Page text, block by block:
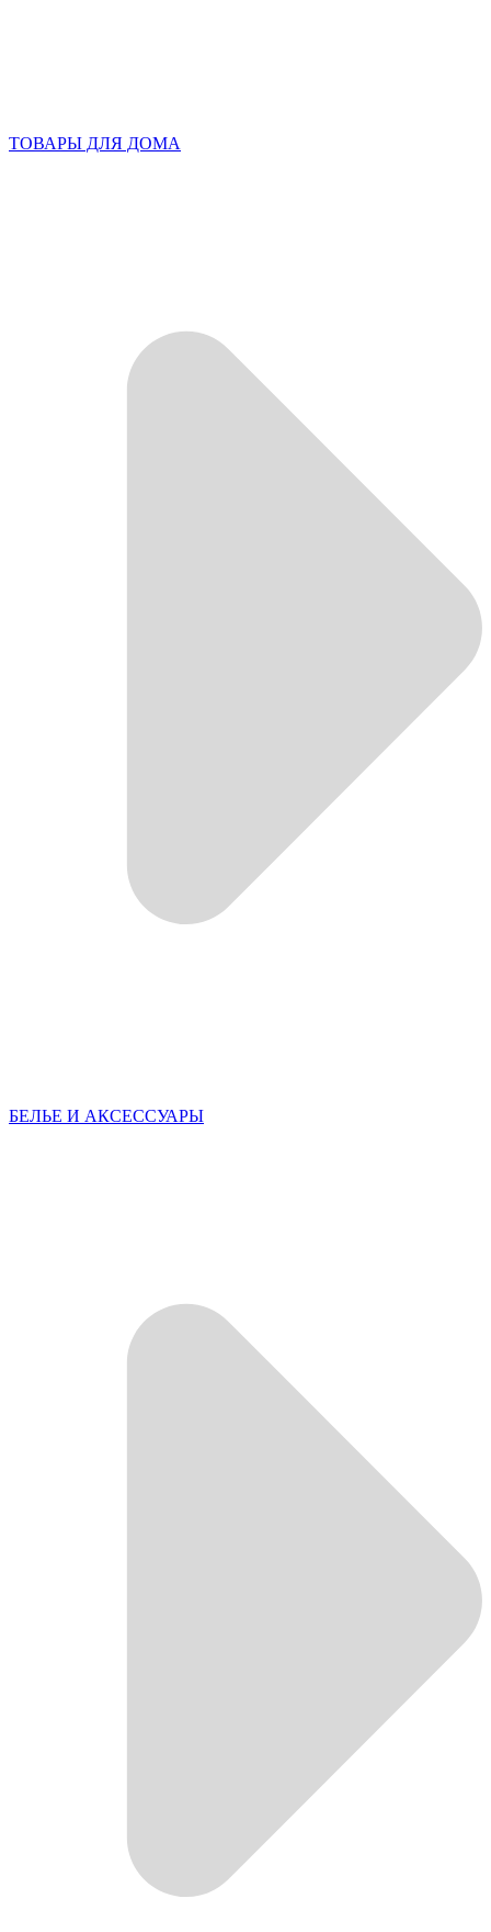
ТОВАРЫ ДЛЯ ДОМА
БЕЛЬЕ И АКСЕССУАРЫ